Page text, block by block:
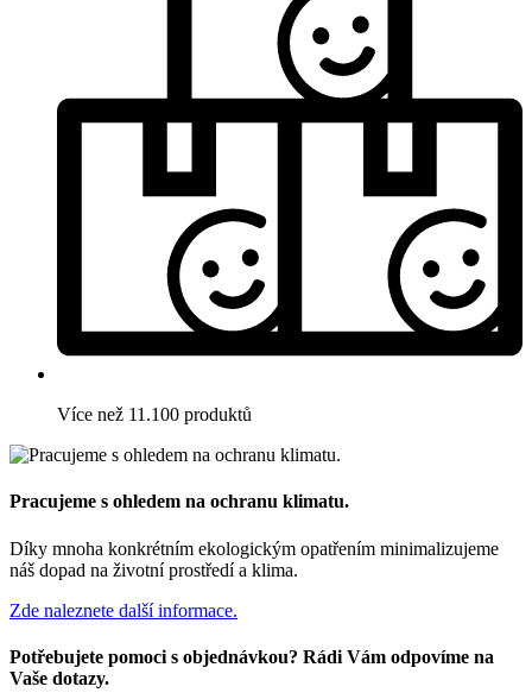
Více než 11.100 produktů
Pracujeme s ohledem na ochranu klimatu.
Díky mnoha konkrétním ekologickým opatřením minimalizujeme
náš dopad na životní prostředí a klima.
Zde naleznete další informace.
Potřebujete pomoci s objednávkou? Rádi Vám odpovíme na
Vaše dotazy.